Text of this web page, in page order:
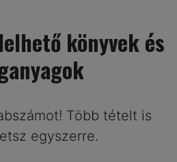
könyvek és
Több tételt is
egyszerre.